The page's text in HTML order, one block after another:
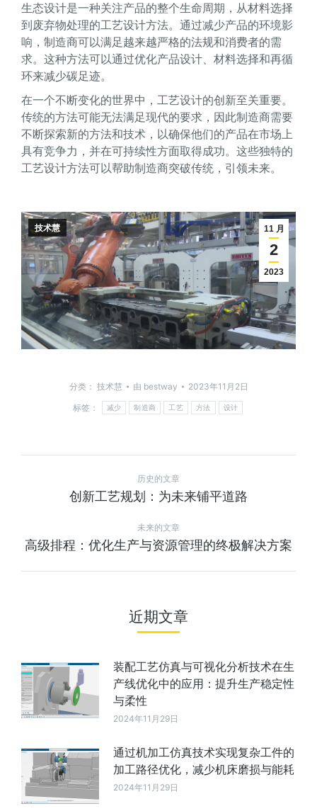
生态设计是一种关注产品的整个生命周期，从材料选择
到废弃物处理的工艺设计方法。通过减少产品的环境影
响，制造商可以满足越来越严格的法规和消费者的需
求。这种方法可以通过优化产品设计、材料选择和再循
环来减少碳足迹。
在一个不断变化的世界中，工艺设计的创新至关重要。
传统的方法可能无法满足现代的要求，因此制造商需要
不断探索新的方法和技术，以确保他们的产品在市场上
具有竞争力，并在可持续性方面取得成功。这些独特的
工艺设计方法可以帮助制造商突破传统，引领未来。
11 月
2
2023
技术慧
分类： 技术慧 由 bestway
2023年11月2日
标签：
减少 制造商 工艺 方法 设计
历史的文章
创新工艺规划：为未来铺平道路
未来的文章
高级排程：优化生产与资源管理的终极解决方案
近期文章
装配工艺仿真与可视化分析技术在生
产线优化中的应用：提升生产稳定性
与柔性
2024年11月29日
通过机加工仿真技术实现复杂工件的
加工路径优化，减少机床磨损与能耗
2024年11月29日